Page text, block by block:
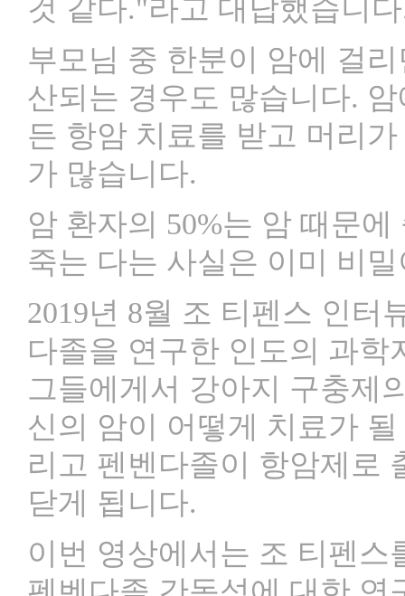
것 같다."라고 대답했습니
부모님 중 한분이 암에 걸
산되는 경우도 많습니다.
든 항암 치료를 받고 머리
가 많습니다.
암 환자의 50%는 암 때문
죽는 다는 사실은 이미 비
2019년 8월 조 티펜스 인터
다졸을 연구한 인도의 과
그들에게서 강아지 구충제
신의 암이 어떻게 치료가
리고 펜벤다졸이 항암제로
닫게 됩니다.
이번 영상에서는 조 티펜